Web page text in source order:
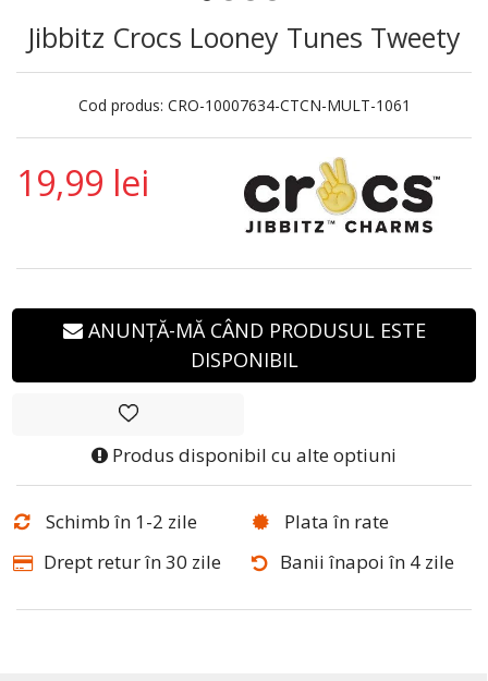
Jibbitz Crocs Looney Tunes Tweety
Cod produs: CRO-10007634-CTCN-MULT-1061
19,99 lei
ANUNȚĂ-MĂ CÂND PRODUSUL ESTE
DISPONIBIL
Produs disponibil cu alte optiuni
Schimb în 1-2 zile
Plata în rate
Drept retur în 30 zile
Banii înapoi în 4 zile